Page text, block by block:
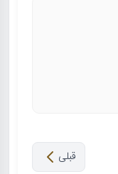
قبلی